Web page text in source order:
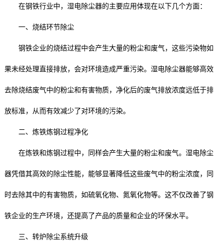
在钢铁行业中，湿电除尘器的主要应用体现在以下几个方面：
一、烧结环节除尘
钢铁企业的烧结过程中会产生大量的粉尘和废气，这些污染物如
果未经处理直接排放，会对环境造成严重污染。湿电除尘器能够高效
去除烧结废气中的粉尘和有害物质，净化后的废气排放浓度远低于排
放标准，从而有效减少了对环境的污染。
二、炼铁炼钢过程净化
在炼铁和炼钢过程中，同样会产生大量的粉尘和废气。湿电除尘
器凭借其高效的除尘性能，能够显著降低这些废气中的粉尘浓度，同
时去除其中的有害物质，如硫氧化物、氮氧化物等。这不仅改善了钢
铁企业的生产环境，还提高了产品的质量和企业的环保水平。
三、转炉除尘系统升级